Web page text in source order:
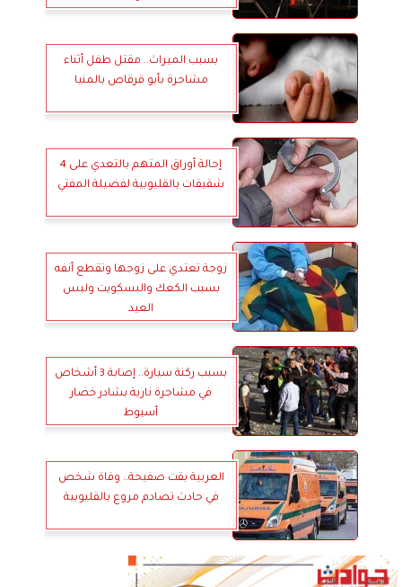
بسبب الميراث.. مقتل طفل أثناء
مشاجرة بأبو قرقاص بالمنيا
إحالة أوراق المتهم بالتعدي على 4
شقيقات بالقليوبية لفضيلة المفتي
زوجة تعتدي على زوجها وتقطع أنفه
بسبب الكعك والبسكويت ولبس
العيد
بسبب ركنة سيارة.. إصابة 3 أشخاص
في مشاجرة نارية بشادر خضار
أسيوط
العربية بقت صفيحة.. وفاة شخص
في حادث تصادم مروع بالقليوبية